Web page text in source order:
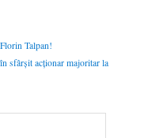
Talpan!
sfârșit acționar majoritar la